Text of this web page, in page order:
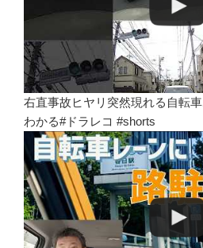
右直事故ヒヤリ突然現れる自転車
わかる#ドラレコ #shorts